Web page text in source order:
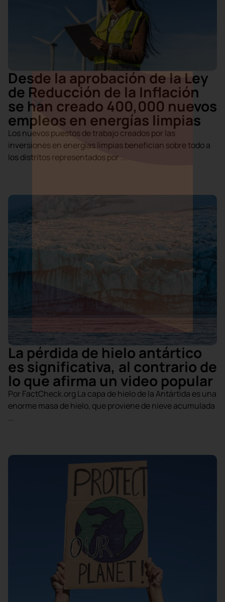
Desde la aprobación de la Ley
de Reducción de la Inflación
se han creado 400,000 nuevos
empleos en energías limpias
Los nuevos puestos de trabajo creados por las
inversiones en energías limpias benefician sobre todo a
los distritos representados por ...
La pérdida de hielo antártico
es significativa, al contrario de
lo que afirma un video popular
Por FactCheck.org La capa de hielo de la Antártida es una
enorme masa de hielo, que proviene de nieve acumulada
...
Suscríbete a nuestro
Newsletter!
Información semanal sobre los temas